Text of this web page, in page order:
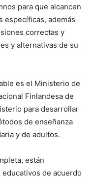
para que alcancen
específicas, además
correctas y
y alternativas de su
es el Ministerio de
Finlandesa de
para desarrollar
de enseñanza
y de adultos.
están
de acuerdo